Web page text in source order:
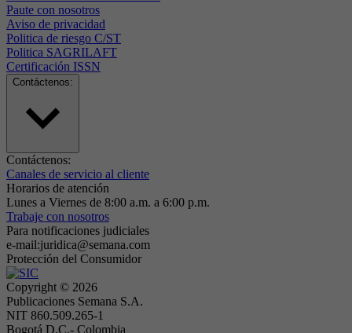
Paute con nosotros
Aviso de privacidad
Politica de riesgo C/ST
Politica SAGRILAFT
Certificación ISSN
Contáctenos:
Contáctenos:
Canales de servicio al cliente
Horarios de atención
Lunes a Viernes de 8:00 a.m. a 6:00 p.m.
Trabaje con nosotros
Para notificaciones judiciales
e-mail:juridica@semana.com
Protección del Consumidor
Copyright © 2026
Publicaciones Semana S.A.
NIT 860.509.265-1
Bogotá D.C.- Colombia